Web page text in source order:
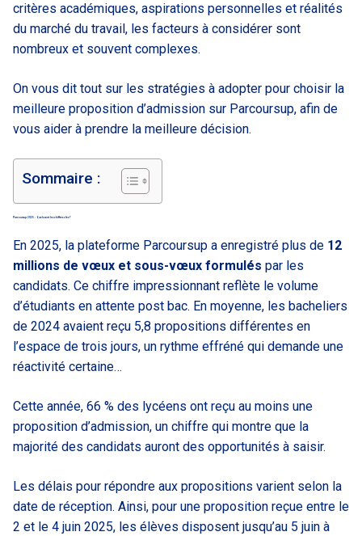
critères académiques, aspirations personnelles et réalités
du marché du travail, les facteurs à considérer sont
nombreux et souvent complexes.
On vous dit tout sur les stratégies à adopter pour choisir la
meilleure proposition d’admission sur Parcoursup, afin de
vous aider à prendre la meilleure décision.
Sommaire :
Parcoursup 2025 : Quels sont les chiffres clés ?
En 2025, la plateforme Parcoursup a enregistré plus de 12
millions de vœux et sous-vœux formulés par les
candidats. Ce chiffre impressionnant reflète le volume
d’étudiants en attente post bac. En moyenne, les bacheliers
de 2024 avaient reçu 5,8 propositions différentes en
l’espace de trois jours, un rythme effréné qui demande une
réactivité certaine…
Cette année, 66 % des lycéens ont reçu au moins une
proposition d’admission, un chiffre qui montre que la
majorité des candidats auront des opportunités à saisir.
Les délais pour répondre aux propositions varient selon la
date de réception. Ainsi, pour une proposition reçue entre le
2 et le 4 juin 2025, les élèves disposent jusqu’au 5 juin à